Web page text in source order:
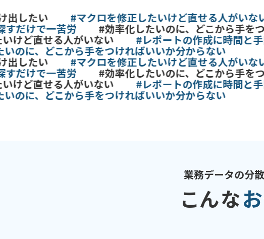
たい
#マクロを修正したいけど直せる人がいない
けで一苦労 #効率化したいのに、どこから手をつ
ど直せる人がいない #レポートの作成に時間と手間
に、どこから手をつければいいか分からない
たい #マクロを修正したいけど直せる人がいない
けで一苦労 #効率化したいのに、どこから手をつ
ど直せる人がいない #レポートの作成に時間と手間
に、どこから手をつければいいか分からない
業務データの分
こんな